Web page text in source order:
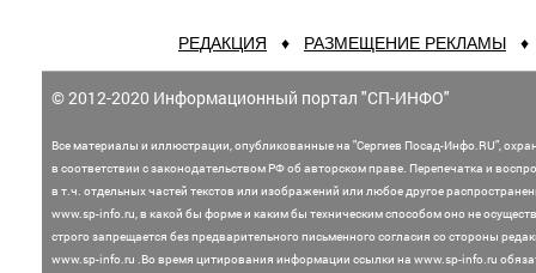
РЕДАКЦИЯ ♦ РАЗМЕЩЕНИЕ РЕКЛАМЫ
© 2012-2020 Информационный портал "СП-ИНФО"
Все материалы и иллюстрации,опубликованные на "Сергиев Посад-Инфо.RU",
в соответствии с законодательством РФ об авторском праве. Перепечатка и
в т.ч. отдельных частей текстов или изображений или любое другое
www.sp-info.ru, в какой бы форме и каким бы техническим способом оно не
строго запрещается без предварительного письменного согласия со стороны
www.sp-info.ru .Во время цитирования информации ссылки на www.sp-info.ru